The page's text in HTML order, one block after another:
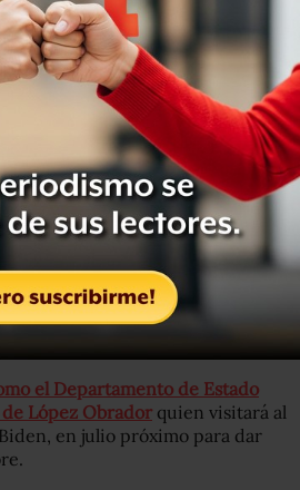
nación excluir a otra?”:
en que no fue a la Cumbre de las
Unidos decidió no invitar a
de hace dos siglos”, señala
wOwfwZf2Wd
June 7, 2022
el Departamento de Estado
López Obrador quien visitará al
en julio próximo para dar